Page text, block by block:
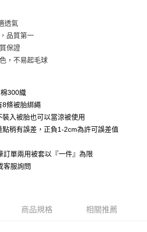
到商品之後才付款」的支付方式。 讓您購物簡單
、不需綁卡、不需儲值。
，簡訊認證，即可結帳。
務後，再付款。
先享後付」後，將跳轉至「AFTEE先享後付」
方式進行付款，方視為交易完成。
當下不需立刻繳費，但若您需要取消訂單，請聯絡
家同意取消之訂單仍視為有效，需透過AFTEE先享
含以上)免運費
透氣
品質第一
保證
，不易起毛球
棉300織
條被胎綁繩
入被胎也可以當涼被使用
稍有誤差，正負1-2cm為許可誤差值
訂單兩用被套以『一件』為限
客服詢問
商品規格 相關推薦